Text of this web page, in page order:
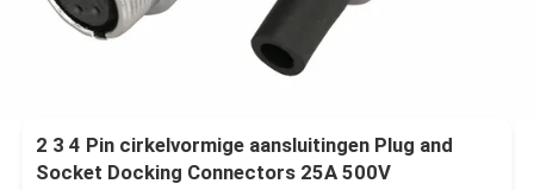
2 3 4 Pin cirkelvormige aansluitingen Plug and
Socket Docking Connectors 25A 500V